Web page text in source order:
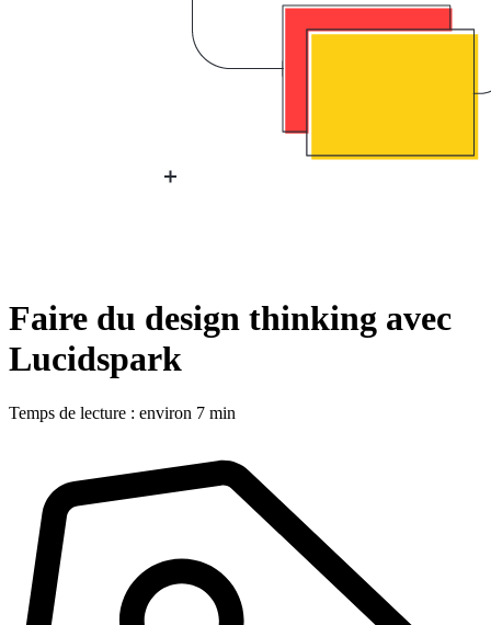
Faire du design thinking avec
Lucidspark
Temps de lecture : environ 7 min